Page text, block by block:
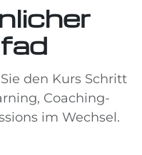
den Kurs Schritt
Coaching-
im Wechsel.